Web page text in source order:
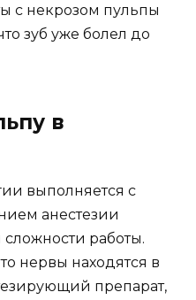
с некрозом пульпы
зуб уже болел до
в
выполняется с
анестезии
работы.
нервы находятся в
препарат,